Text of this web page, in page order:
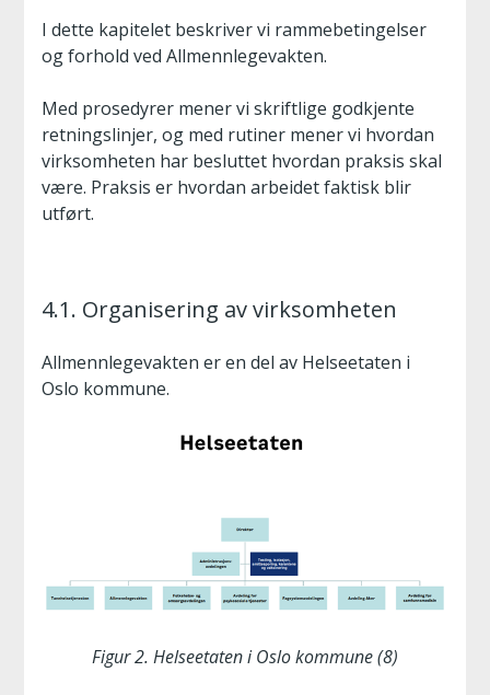
I dette kapitelet beskriver vi rammebetingelser
og forhold ved Allmennlegevakten.
Med prosedyrer mener vi skriftlige godkjente
retningslinjer, og med rutiner mener vi hvordan
virksomheten har besluttet hvordan praksis skal
være. Praksis er hvordan arbeidet faktisk blir
utført.
4.1. Organisering av virksomheten
Allmennlegevakten er en del av Helseetaten i
Oslo kommune.
Figur 2. Helseetaten i Oslo kommune (8)